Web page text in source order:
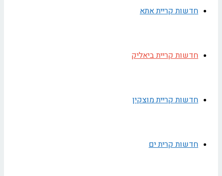
חדשות קריית אתא
חדשות קריית ביאליק
חדשות קריית מוצקין
חדשות קרית ים